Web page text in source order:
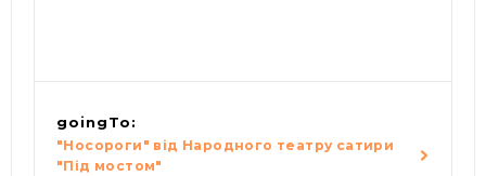
goingTo:
"Носороги" від Народного театру сатири
"Під мостом"